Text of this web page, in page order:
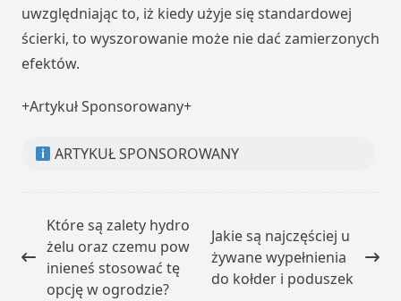
uwzględniając to, iż kiedy użyje się standardowej
ścierki, to wyszorowanie może nie dać zamierzonych
efektów.
+Artykuł Sponsorowany+
ARTYKUŁ SPONSOROWANY
<span
class="nav-
subtitle
screen-
Które są zalety hydro
żelu oraz czemu pow
inieneś stosować tę
opcję w ogrodzie?
Jakie są najczęściej u
żywane wypełnienia
do kołder i poduszek